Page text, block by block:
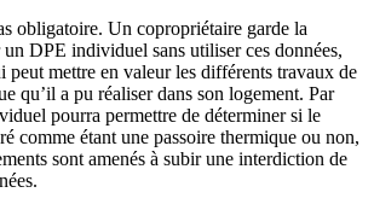
obligatoire. Un copropriétaire garde la
DPE individuel sans utiliser ces données,
peut mettre en valeur les différents travaux de
qu’il a pu réaliser dans son logement. Par
pourra permettre de déterminer si le
comme étant une passoire thermique ou non,
sont amenés à subir une interdiction de